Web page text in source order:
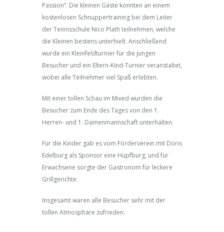
Passion“. Die kleinen Gäste konnten an einem
kostenlosen Schnuppertraining bei dem Leiter
der Tennisschule Nico Plath teilnehmen, welche
die Kleinen bestens unterhielt. Anschließend
wurde ein Kleinfeldturnier für die jungen
Besucher und ein Eltern-Kind-Turnier veranstaltet,
wobei alle Teilnehmer viel Spaß erlebten.
Mit einer tollen Schau im Mixed wurden die
Besucher zum Ende des Tages von den 1.
Herren- und 1. Damenmannschaft unterhalten.
Für die Kinder gab es vom Förderverein mit Doris
Edelburg als Sponsor eine Hüpfburg, und für
Erwachsene sorgte der Gastronom für leckere
Grillgerichte.
Insgesamt waren alle Besucher sehr mit der
tollen Atmosphäre zufrieden.